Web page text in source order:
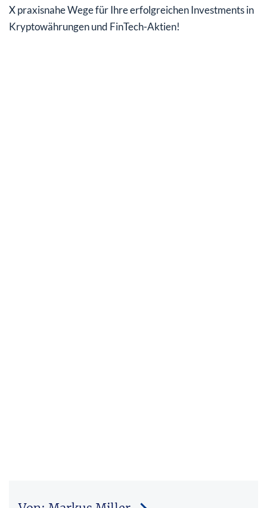
X praxisnahe Wege für Ihre erfolgreichen Investments in
Kryptowährungen und FinTech-Aktien!